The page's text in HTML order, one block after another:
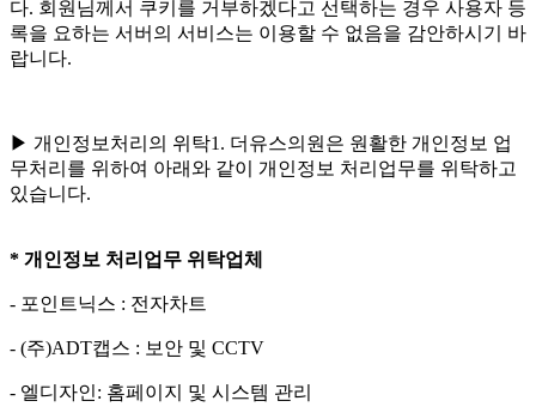
다. 회원님께서 쿠키를 거부하겠다고 선택하는 경우 사용자 등
록을 요하는 서버의 서비스는 이용할 수 없음을 감안하시기 바
랍니다.
▶ 개인정보처리의 위탁1. 더유스의원은 원활한 개인정보 업
무처리를 위하여 아래와 같이 개인정보 처리업무를 위탁하고
있습니다.
* 개인정보 처리업무 위탁업체
- 포인트닉스 : 전자차트
- (주)ADT캡스 : 보안 및 CCTV
- 엘디자인: 홈페이지 및 시스템 관리